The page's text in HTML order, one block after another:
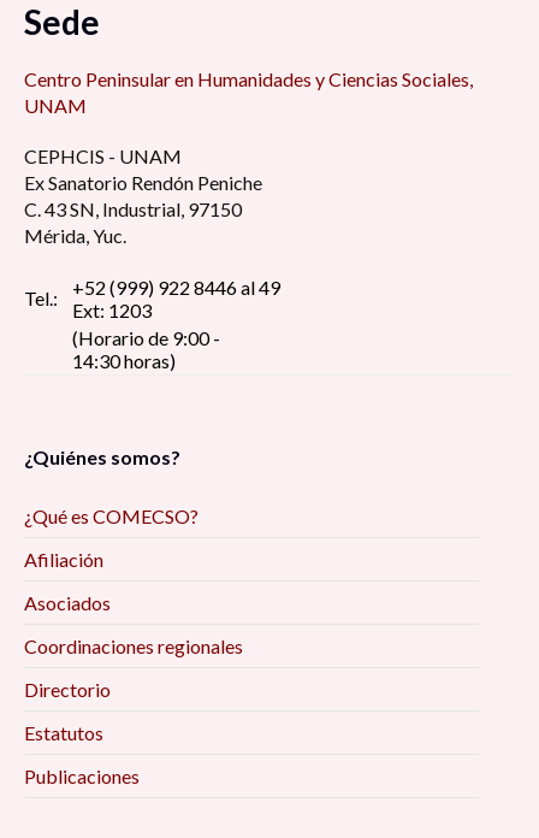
Sede
Centro Peninsular en Humanidades y Ciencias Sociales,
UNAM
CEPHCIS - UNAM
Ex Sanatorio Rendón Peniche
C. 43 SN, Industrial, 97150
Mérida, Yuc.
Tel.:
+52 (999) 922 8446 al 49
Ext: 1203
(Horario de 9:00 -
14:30 horas)
¿Quiénes somos?
¿Qué es COMECSO?
Afiliación
Asociados
Coordinaciones regionales
Directorio
Estatutos
Publicaciones